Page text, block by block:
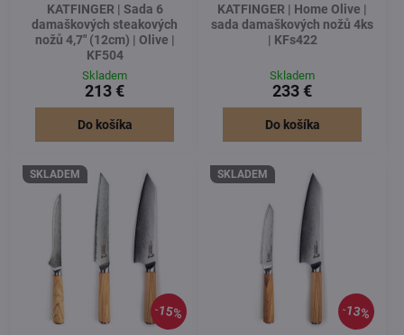
KATFINGER | Sada 6
damaškových steakových
nožů 4,7" (12cm) | Olive |
KF504
Skladem
213 €
Do košíka
KATFINGER | Home Olive |
sada damaškových nožů 4ks
| KFs422
Skladem
233 €
Do košíka
15%
SKLADEM
13%
SKLADEM